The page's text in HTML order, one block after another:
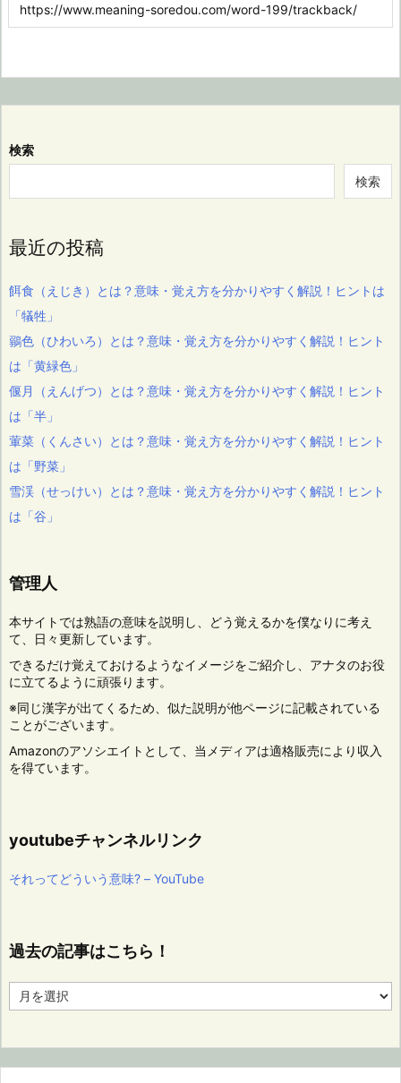
検索
検索
最近の投稿
餌食（えじき）とは？意味・覚え方を分かりやすく解説！ヒントは
「犠牲」
鶸色（ひわいろ）とは？意味・覚え方を分かりやすく解説！ヒント
は「黄緑色」
偃月（えんげつ）とは？意味・覚え方を分かりやすく解説！ヒント
は「半」
葷菜（くんさい）とは？意味・覚え方を分かりやすく解説！ヒント
は「野菜」
雪渓（せっけい）とは？意味・覚え方を分かりやすく解説！ヒント
は「谷」
管理人
本サイトでは熟語の意味を説明し、どう覚えるかを僕なりに考え
て、日々更新しています。
できるだけ覚えておけるようなイメージをご紹介し、アナタのお役
に立てるように頑張ります。
※同じ漢字が出てくるため、似た説明が他ページに記載されている
ことがございます。
Amazonのアソシエイトとして、当メディアは適格販売により収入
を得ています。
youtubeチャンネルリンク
それってどういう意味? – YouTube
過去の記事はこちら！
去